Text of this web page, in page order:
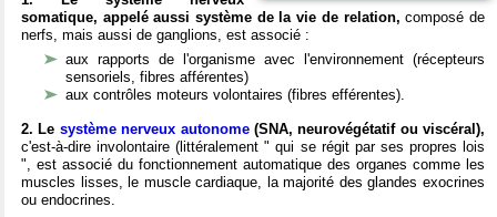
somatique, appelé aussi système de la vie de relation, composé de
nerfs, mais aussi de ganglions, est associé :
aux rapports de l'organisme avec l'environnement (récepteurs
sensoriels, fibres afférentes)
aux contrôles moteurs volontaires (fibres efférentes).
2. Le système nerveux autonome(SNA, neurovégétatif ou viscéral),
c'est-à-dire involontaire (littéralement " qui se régit par ses propres lois
", est associé du fonctionnement automatique des organes comme les
muscles lisses, le muscle cardiaque, la majorité des glandes exocrines
ou endocrines.